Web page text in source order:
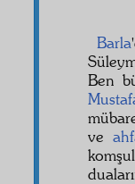
Barla
Ben
ve